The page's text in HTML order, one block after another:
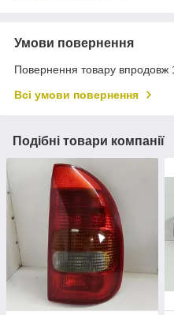
Умови повернення
Повернення товару впродовж
Всі умови повернення
Подібні товари компанії